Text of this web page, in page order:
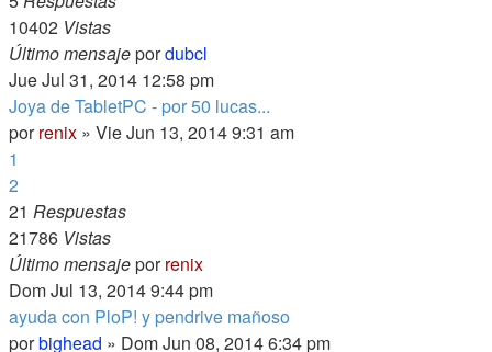
10402 Vistas
Último mensajepordubcl
Jue Jul 31, 2014 12:58 pm
Joya de TabletPC - por 50 lucas...
porrenix » Vie Jun 13, 2014 9:31 am
1
2
21 Respuestas
21786 Vistas
Último mensajeporrenix
Dom Jul 13, 2014 9:44 pm
ayuda con PloP! y pendrive mañoso
porbighead » Dom Jun 08, 2014 6:34 pm